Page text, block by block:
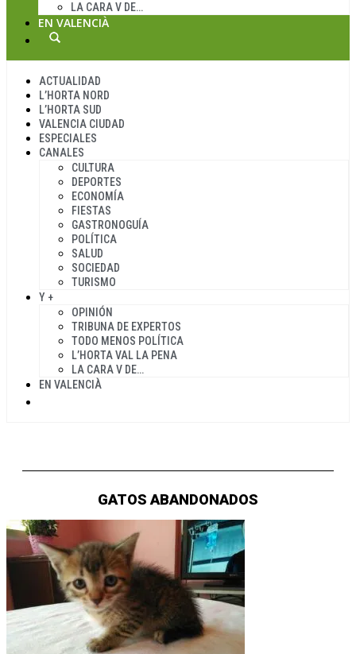
LA CARA V DE…
EN VALENCIÀ
ACTUALIDAD
L’HORTA NORD
L’HORTA SUD
VALENCIA CIUDAD
ESPECIALES
CANALES
CULTURA
DEPORTES
ECONOMÍA
FIESTAS
GASTRONOGUÍA
POLÍTICA
SALUD
SOCIEDAD
TURISMO
Y +
OPINIÓN
TRIBUNA DE EXPERTOS
TODO MENOS POLÍTICA
L’HORTA VAL LA PENA
LA CARA V DE…
EN VALENCIÀ
GATOS ABANDONADOS